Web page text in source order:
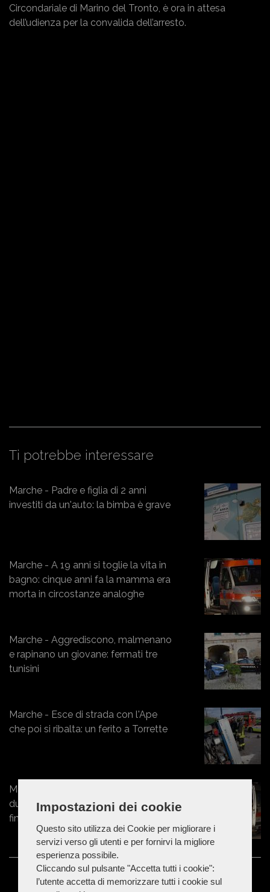
Impostazioni dei cookie
Questo sito utilizza dei Cookie per migliorare i
servizi verso gli utenti e per fornirvi la migliore
esperienza possibile.
Cliccando sul pulsante "Accetta tutti i cookie":
l’utente accetta di memorizzare tutti i cookie sul
Circondariale di Marino del Tronto, è ora in attesa
dell’udienza per la convalida dell’arresto.
Ti potrebbe interessare
Marche - Padre e figlia di 2 anni
investiti da un'auto: la bimba è grave
Marche - A 19 anni si toglie la vita in
bagno: cinque anni fa la mamma era
morta in circostanze analoghe
Marche - Aggrediscono, malmenano
e rapinano un giovane: fermati tre
tunisini
Marche - Esce di strada con l'Ape
che poi si ribalta: un ferito a Torrette
Marche - 50enne prova a separare
due ragazzini, ma viene colpito e
finisce in ospedale